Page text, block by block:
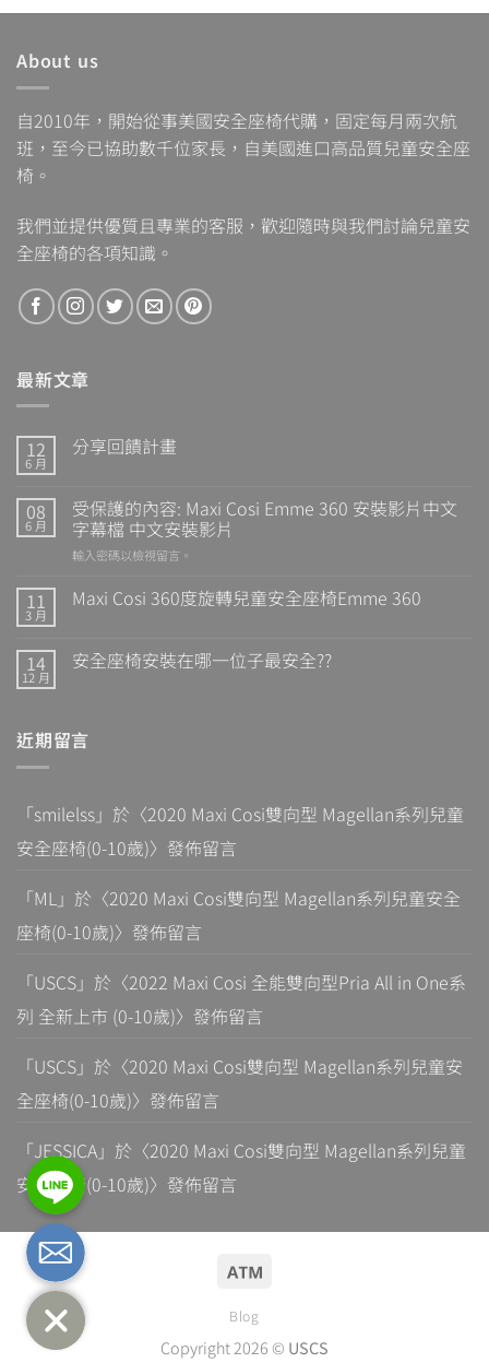
About us
自2010年，開始從事美國安全座椅代購，固定每月兩次航
班，至今已協助數千位家長，自美國進口高品質兒童安全座
椅。
我們並提供優質且專業的客服，歡迎隨時與我們討論兒童安
全座椅的各項知識。
最新文章
12
6 月
分享回饋計畫
08
6 月
受保護的內容: Maxi Cosi Emme 360 安裝影片中文
字幕檔 中文安裝影片
輸入密碼以檢視留言。
11
3 月
Maxi Cosi 360度旋轉兒童安全座椅Emme 360
14
12 月
安全座椅安裝在哪一位子最安全??
近期留言
「smilelss」於〈2020 Maxi Cosi雙向型 Magellan系列兒童
安全座椅(0-10歲)〉發佈留言
「ML 」於〈2020 Maxi Cosi雙向型 Magellan系列兒童安全
座椅(0-10歲)〉發佈留言
「USCS」於〈2022 Maxi Cosi 全能雙向型Pria All in One系
列 全新上市 (0-10歲)〉發佈留言
「USCS」於〈2020 Maxi Cosi雙向型 Magellan系列兒童安
全座椅(0-10歲)〉發佈留言
「JESSICA」於〈2020 Maxi Cosi雙向型 Magellan系列兒童
安全座椅(0-10歲)〉發佈留言
Blog
Copyright 2026 © USCS